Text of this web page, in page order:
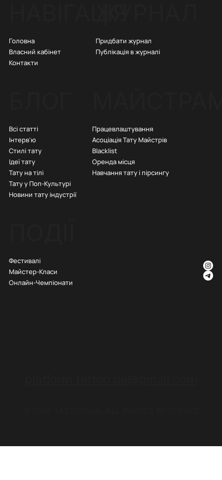
Головна
Власний кабінет
Контакти
Придбати журнал
Публікація в журналі
Всі статті
Інтерв'ю
Стилі тату
Ідеї тату
Тату на тілі
Тату у Поп-Культурі
Новини тату індустрії
Працевлаштування
Асоціація Тату Майстрів
Blacklist
Оренда місця
Навчання тату і пірсингу
Фестивалі
Майстер-Класи
Онлайн-Чемпіонати